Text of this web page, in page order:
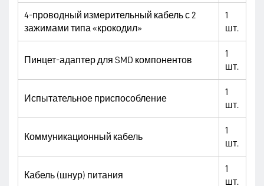
4-проводный измерительный кабель с 2
зажимами типа «крокодил»
1
шт.
Пинцет-адаптер для SMD компонентов
1
шт.
Испытательное приспособление
1
шт.
Коммуникационный кабель
1
шт.
Кабель (шнур) питания
1
шт.